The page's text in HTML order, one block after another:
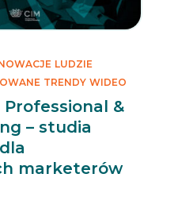
Professional &
– studia
marketerów
LUDZIE
TRENDY WIDEO